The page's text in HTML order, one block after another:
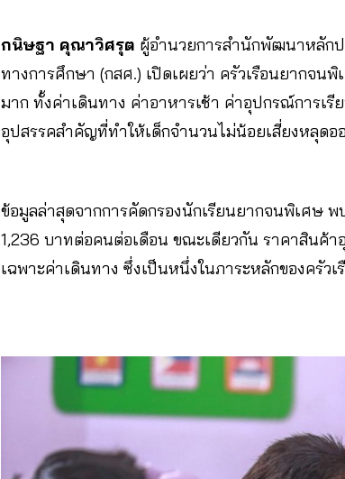
กนิษฐา คุณาวิศรุต ผู้อำนวยการสำนักพัฒนาหลักป
ทางการศึกษา (กสศ.) เปิดเผยว่า ครัวเรือนยากจนพิ
มาก ทั้งค่าเดินทาง ค่าอาหารเช้า ค่าอุปกรณ์การเรี
อุปสรรคสำคัญที่ทำให้เด็กจำนวนไม่น้อยเสี่ยงหลุดอ
ข้อมูลล่าสุดจากการคัดกรองนักเรียนยากจนพิเศษ
1,236 บาทต่อคนต่อเดือน ขณะเดียวกัน ราคาสินค้า
เฉพาะค่าเดินทาง ซึ่งเป็นหนึ่งในภาระหลักของครัว